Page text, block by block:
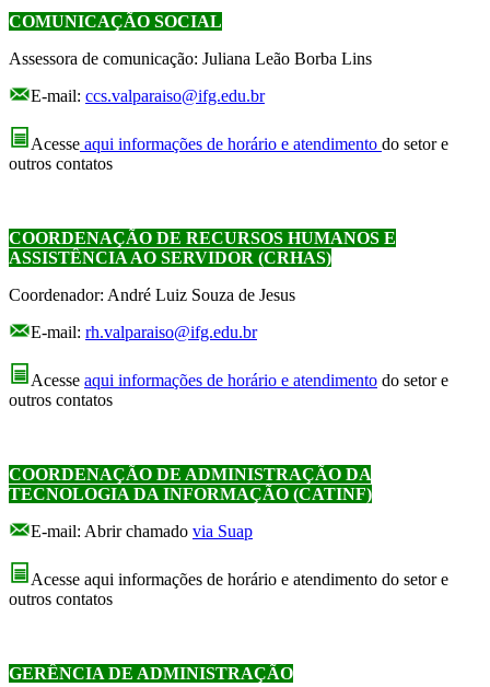
COMUNICAÇÃO SOCIAL
Assessora de comunicação: Juliana Leão Borba Lins
E-mail: ccs.valparaiso@ifg.edu.br
Acesse aqui informações de horário e atendimento do setor e
outros contatos
COORDENAÇÃO DE RECURSOS HUMANOS E
ASSISTÊNCIA AO SERVIDOR (CRHAS)
Coordenador: André Luiz Souza de Jesus
E-mail: rh.valparaiso@ifg.edu.br
Acesse aqui informações de horário e atendimento do setor e
outros contatos
COORDENAÇÃO DE ADMINISTRAÇÃO DA
TECNOLOGIA DA INFORMAÇÃO (CATINF)
E-mail: Abrir chamado via Suap
Acesse aqui informações de horário e atendimento do setor e
outros contatos
GERÊNCIA DE ADMINISTRAÇÃO